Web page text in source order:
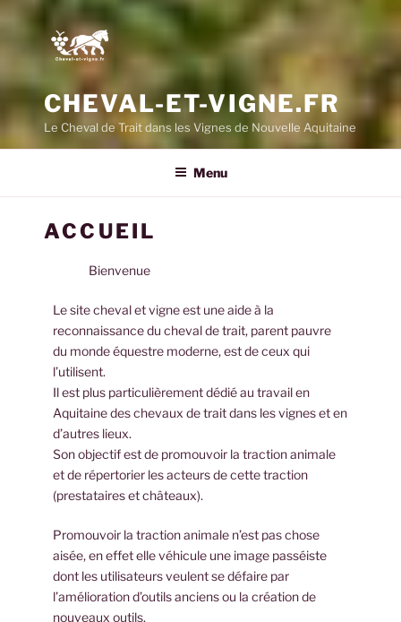
CHEVAL-ET-VIGNE.FR
Le Cheval de Trait dans les Vignes de Nouvelle Aquitaine
Menu
ACCUEIL
Bienvenue
Le site cheval et vigne est une aide à la
reconnaissance du cheval de trait, parent pauvre
du monde équestre moderne, est de ceux qui
l’utilisent.
Il est plus particulièrement dédié au travail en
Aquitaine des chevaux de trait dans les vignes et en
d’autres lieux.
Son objectif est de promouvoir la traction animale
et de répertorier les acteurs de cette traction
(prestataires et châteaux).
Promouvoir la traction animale n’est pas chose
aisée, en effet elle véhicule une image passéiste
dont les utilisateurs veulent se défaire par
l’amélioration d’outils anciens ou la création de
nouveaux outils.